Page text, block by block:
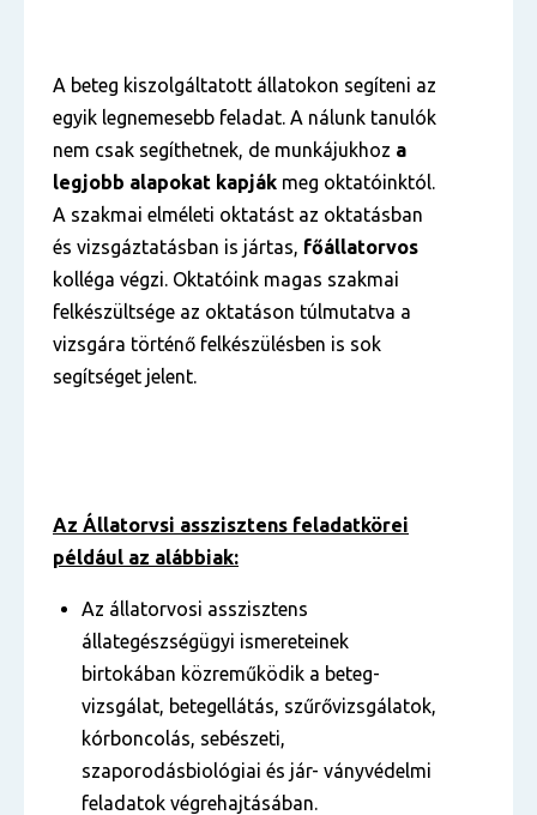
A beteg kiszolgáltatott állatokon segíteni az
egyik legnemesebb feladat. A nálunk tanulók
nem csak segíthetnek, de munkájukhoz a
legjobb alapokat kapják meg oktatóinktól.
A szakmai elméleti oktatást az oktatásban
és vizsgáztatásban is jártas, főállatorvos
kolléga végzi. Oktatóink magas szakmai
felkészültsége az oktatáson túlmutatva a
vizsgára történő felkészülésben is sok
segítséget jelent.
Az Állatorvsi asszisztens feladatkörei
például az alábbiak:
Az állatorvosi asszisztens
állategészségügyi ismereteinek
birtokában közreműködik a beteg-
vizsgálat, betegellátás, szűrővizsgálatok,
kórboncolás, sebészeti,
szaporodásbiológiai és jár- ványvédelmi
feladatok végrehajtásában.